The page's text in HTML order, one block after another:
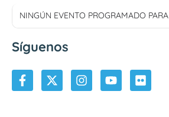
NINGÚN EVENTO PROGRAMADO
Síguenos